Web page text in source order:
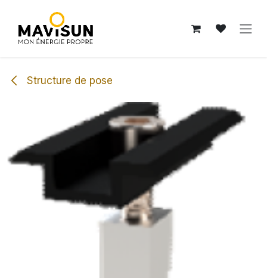
Structure de pose